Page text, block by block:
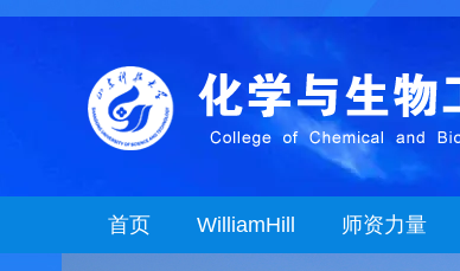
首页 WilliamHill 师资力量